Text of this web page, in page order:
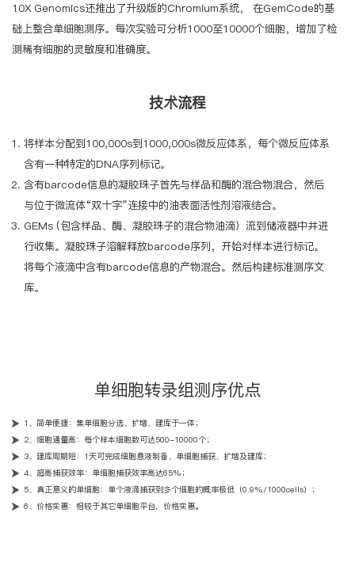
10X Genomics还推出了升级版的Chromium系统， 在GemCode的基
础上整合单细胞测序。每次实验可分析1000至10000个细胞，增加了检
测稀有细胞的灵敏度和准确度。
技术流程
将样本分配到100,000s到1000,000s微反应体系，每个微反应体系
含有一种特定的DNA序列标记。
含有barcode信息的凝胶珠子首先与样品和酶的混合物混合，然后
与位于微流体“双十字”连接中的油表面活性剂溶液结合。
GEMs (包含样品、酶、凝胶珠子的混合物油滴）流到储液器中并进
行收集。凝胶珠子溶解释放barcode序列，开始对样本进行标记。
将每个液滴中含有barcode信息的产物混合。然后构建标准测序文
库。
单细胞转录组测序优点
1、简单便捷：集单细胞分选、扩增、建库于一体；
2、细胞通量高：每个样本细胞数可达500-10000个；
3、建库周期短：1天可完成细胞悬液制备、单细胞捕获、扩增及建库；
4、超高捕获效率：单细胞捕获效率高达65%；
5、真正意义的单细胞：单个液滴捕获到多个细胞的概率极低（0.9%/1000cells）；
6、价格实惠：相较于其它单细胞平台，价格实惠。